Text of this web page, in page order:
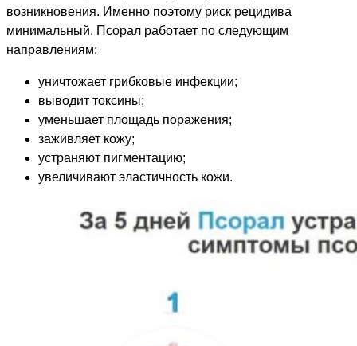
возникновения. Именно поэтому риск рецидива
минимальный. Псорал работает по следующим
направлениям:
уничтожает грибковые инфекции;
выводит токсины;
уменьшает площадь поражения;
заживляет кожу;
устраняют пигментацию;
увеличивают эластичность кожи.